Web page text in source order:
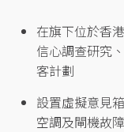
在旗下位於香
信心調查研究
客計劃
設置虛擬意見
空調及閘機故